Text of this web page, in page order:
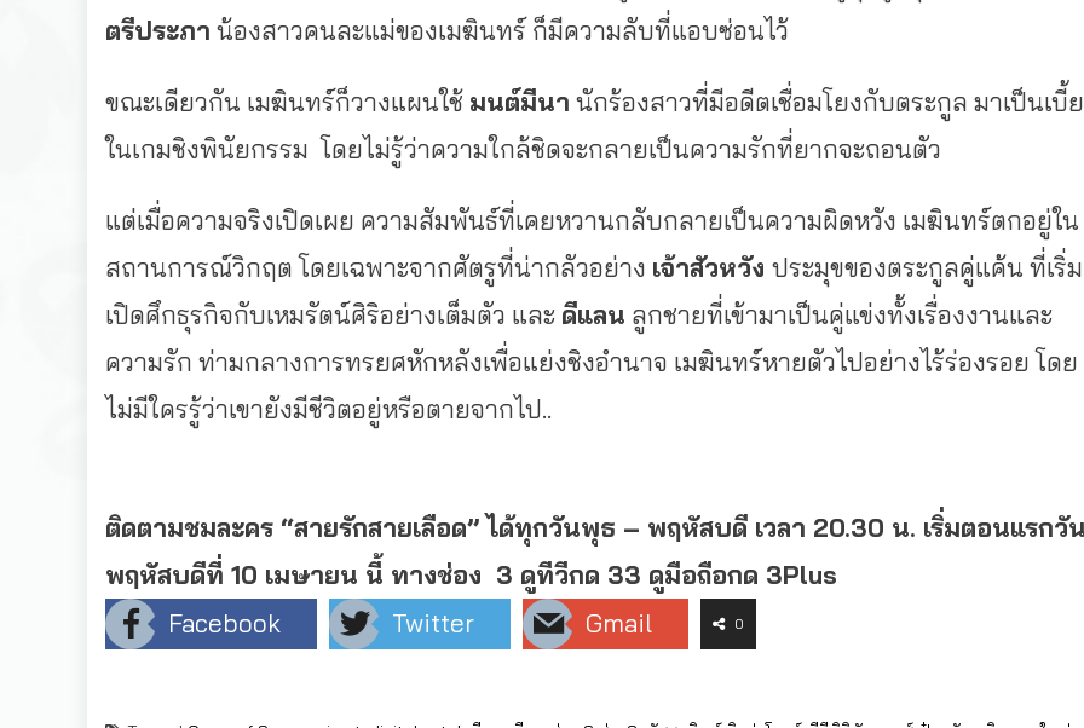
ตรีประภา น้องสาวคนละแม่ของเมฆินทร์ ก็มีความลับที่แอบซ่อนไว้
ขณะเดียวกัน เมฆินทร์ก็วางแผนใช้ มนต์มีนา นักร้องสาวที่มีอดีตเชื่อมโยงกับตระกูล มาเป็นเบี้ย
ในเกมชิงพินัยกรรม โดยไม่รู้ว่าความใกล้ชิดจะกลายเป็นความรักที่ยากจะถอนตัว
แต่เมื่อความจริงเปิดเผย ความสัมพันธ์ที่เคยหวานกลับกลายเป็นความผิดหวัง เมฆินทร์ตกอยู่ใน
สถานการณ์วิกฤต โดยเฉพาะจากศัตรูที่น่ากลัวอย่าง เจ้าสัวหวัง ประมุขของตระกูลคู่แค้น ที่เริ่ม
เปิดศึกธุรกิจกับเหมรัตน์ศิริอย่างเต็มตัว และ ดีแลน ลูกชายที่เข้ามาเป็นคู่แข่งทั้งเรื่องงานและ
ความรัก ท่ามกลางการทรยศหักหลังเพื่อแย่งชิงอำนาจ เมฆินทร์หายตัวไปอย่างไร้ร่องรอย โดย
ไม่มีใครรู้ว่าเขายังมีชีวิตอยู่หรือตายจากไป..
ติดตามชมละคร “สายรักสายเลือด” ได้ทุกวันพุธ – พฤหัสบดี เวลา 20.30 น. เริ่มตอนแรกวั
พฤหัสบดีที่ 10 เมษายน นี้ ทางช่อง 3 ดูทีวีกด 33 ดูมือถือกด 3Plus
Facebook
Twitter Gmail 0